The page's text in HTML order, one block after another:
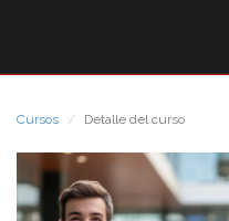
Cursos Detalle del curso